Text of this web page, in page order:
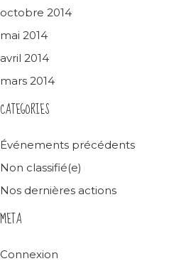
octobre 2014
mai 2014
avril 2014
mars 2014
CATEGORIES
Événements précédents
Non classifié(e)
Nos dernières actions
META
Connexion